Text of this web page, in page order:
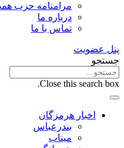
مرامنامه حزب
درباره ما
تماس با ما
پنل عضویت
جستجو
Close this search box.
اخبار هرمزگان
بندرعباس
میناب